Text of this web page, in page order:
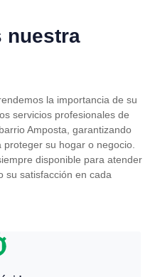
nuestra
la importancia de su
servicios profesionales de
Amposta, garantizando
su hogar o negocio.
disponible para atender
su satisfacción en cada